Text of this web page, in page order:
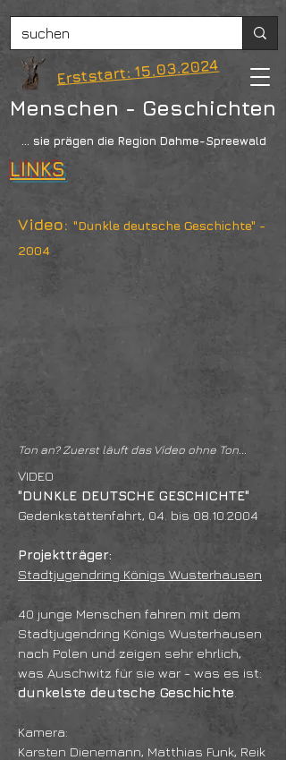
Erststart: 15.03.2024
Menschen - Geschichten
... sie prägen die Region Dahme-Spreewald
LINKS
Video: "Dunkle deutsche Geschichte" -
2004
Ton an? Zuerst läuft das Video ohne Ton...
VIDEO
"DUNKLE DEUTSCHE GESCHICHTE"
Gedenkstättenfahrt, 04. bis 08.10.2004
Projektträger:
Stadtjugendring Königs Wusterhausen
40 junge Menschen fahren mit dem
Stadtjugendring Königs Wusterhausen
nach Polen und zeigen sehr ehrlich,
was Auschwitz für sie war - was es ist:
dunkelste deutsche Geschichte
Kamera:
Karsten Dienemann, Matthias Funk, Reik